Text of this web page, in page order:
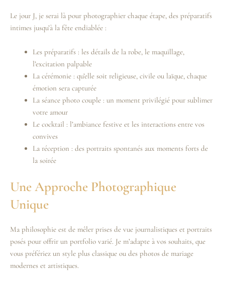
Le jour J, je serai là pour photographier chaque étape, des préparatifs
intimes jusqu’à la fête endiablée :
Les préparatifs : les détails de la robe, le maquillage,
l’excitation palpable
La cérémonie : qu’elle soit religieuse, civile ou laïque, chaque
émotion sera capturée
La séance photo couple : un moment privilégié pour sublimer
votre amour
Le cocktail : l’ambiance festive et les interactions entre vos
convives
La réception : des portraits spontanés aux moments forts de
la soirée
Une Approche Photographique
Unique
Ma philosophie est de mêler prises de vue journalistiques et portraits
posés pour offrir un portfolio varié. Je m’adapte à vos souhaits, que
vous préfériez un style plus classique ou des photos de mariage
modernes et artistiques.